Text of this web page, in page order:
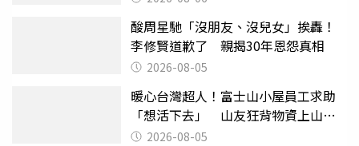
酸周星馳「沒朋友、沒兒女」挨轟！
李修賢道歉了 親揭30年恩怨真相
2026-08-05
暖心台灣超人！富士山小屋員工求助
「想活下去」 山友狂背物資上山：
台灣真的是寶島
2026-08-05